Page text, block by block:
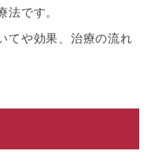
法です。
てや効果、治療の流れ